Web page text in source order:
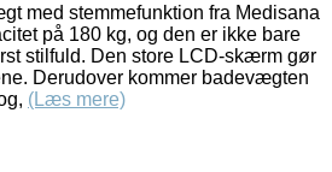
med stemmefunktion fra Medisana
på 180 kg, og den er ikke bare
stilfuld. Den store LCD-skærm gør
Derudover kommer badevægten
(Læs mere)